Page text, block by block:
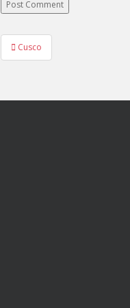
Post
navigation
Cusco